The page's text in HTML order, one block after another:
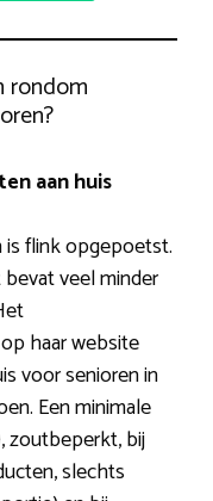
rondom
aan huis
is flink opgepoetst.
veel minder
haar website
voor senioren in
Een minimale
zoutbeperkt, bij
slechts